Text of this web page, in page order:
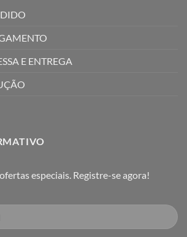
E ENTREGA
especiais. Registre-se agora!